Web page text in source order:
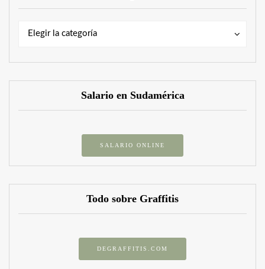
Elegir la categoría
Categorías
Salario en Sudamérica
SALARIO ONLINE
Todo sobre Graffitis
DEGRAFFITIS.COM